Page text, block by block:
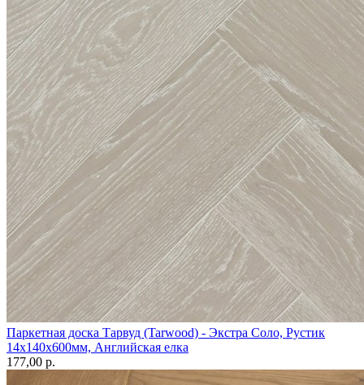
Паркетная доска Тарвуд (Tarwood) - Экстра Соло, Рустик
14х140х600мм, Английская елка
177,00 p.